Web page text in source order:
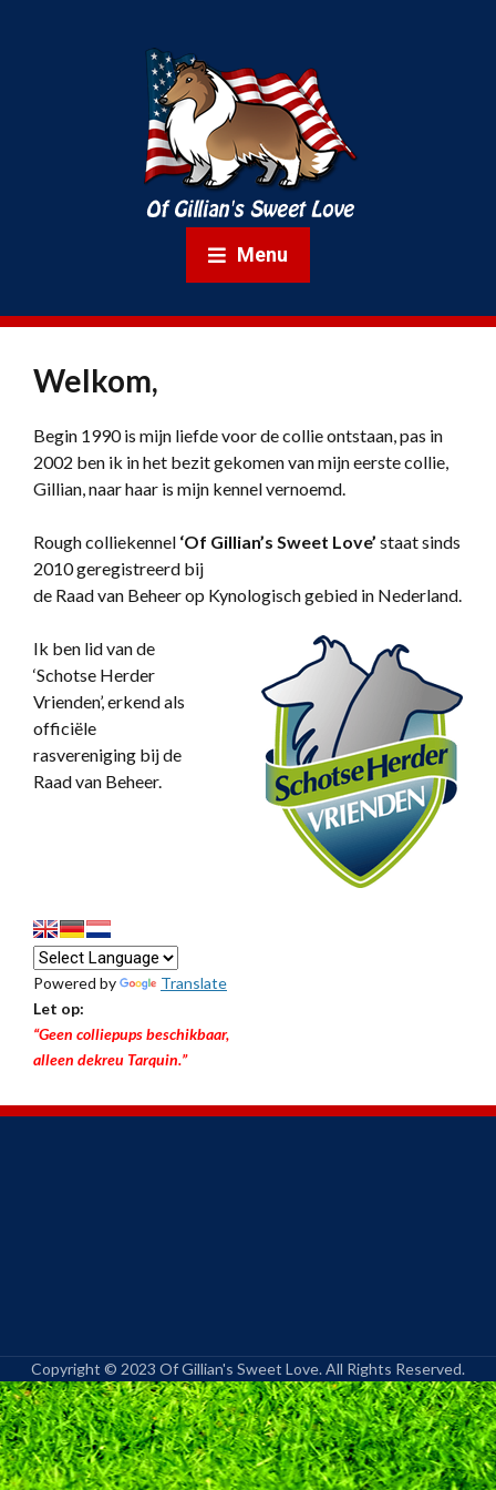
Menu
Welkom,
Begin 1990 is mijn liefde voor de collie ontstaan, pas in
2002 ben ik in het bezit gekomen van mijn eerste collie,
Gillian, naar haar is mijn kennel vernoemd.
Rough colliekennel ‘Of Gillian’s Sweet Love’ staat sinds
2010 geregistreerd bij
de Raad van Beheer op Kynologisch gebied in Nederland.
Ik ben lid van de
‘Schotse Herder
Vrienden’, erkend als
officiële
rasvereniging bij de
Raad van Beheer.
Powered by
Translate
Let op:
“Geen colliepups beschikbaar,
alleen dekreu Tarquin.”
Copyright © 2023 Of Gillian's Sweet Love. All Rights Reserved.